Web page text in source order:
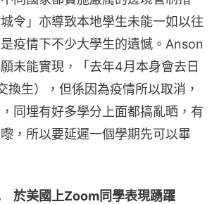
令」亦導致本地學生未能一如以往
疫情下不少大學生的遺憾。Anson
未能實現，「去年4月本身會去日
換生），但係因為疫情所以取消，
同埋有好多學分上面都搞亂晒，有
，所以要延遲一個學期先可以畢
於美國上Zoom同學表現踴躍